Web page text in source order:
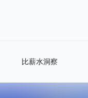
比薪水洞察